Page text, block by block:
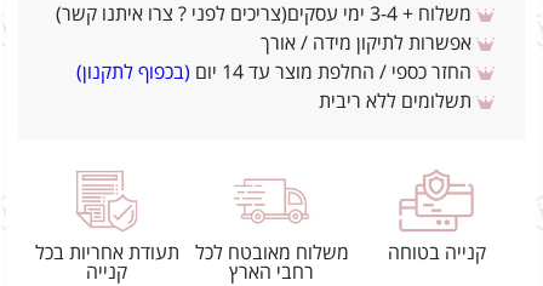
משלוח + 3-4 ימי עסקים(צריכים לפני ? צרו איתנו קשר)
אפשרות לתיקון מידה / אורך
החזר כספי / החלפת מוצר עד 14 יום
(בכפוף לתקנון)
תשלומים ללא ריבית
קנייה בטוחה
משלוח מאובטח לכל
רחבי הארץ
תעודת אחריות בכל
קנייה